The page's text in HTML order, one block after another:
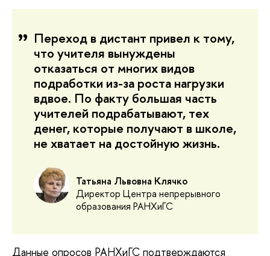
Переход в дистант привел к тому,
что учителя вынуждены
отказаться от многих видов
подработки из-за роста нагрузки
вдвое. По факту большая часть
учителей подрабатывают, тех
денег, которые получают в школе,
не хватает на достойную жизнь.
Татьяна Львовна Клячко
Директор Центра непрерывного
образования РАНХиГС
Данные опросов РАНХиГС подтверждаются